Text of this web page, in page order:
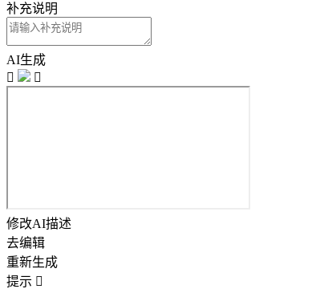
补充说明
AI生成


修改AI描述
去编辑
重新生成
提示 